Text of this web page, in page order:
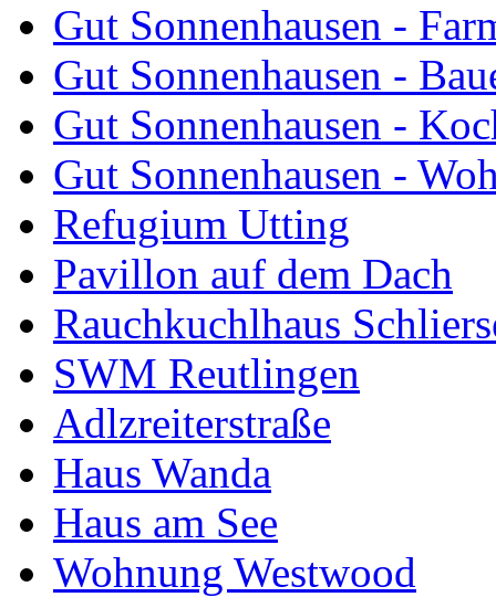
Gut Sonnenhausen -
Gut Sonnenhausen -
Gut Sonnenhausen -
Gut Sonnenhausen -
Refugium Utting
Pavillon auf dem Dach
Rauchkuchlhaus
SWM Reutlingen
Adlzreiterstraße
Haus Wanda
Haus am See
Wohnung Westwood